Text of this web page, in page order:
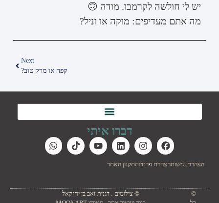
יש לי חולשה לקרמבו. מודה 🙃
מה אתם מעדיפים: מוקה או וניל?
Next
קפה או מרק טוב?
דברו איתי
הצהרת נגישותהצהרת פרטיותתקנון האתר
©
© צילומים : דגנית זאב בן יחזקאל